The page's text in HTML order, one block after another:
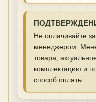
Не оплачивайте
менеджером.
товара,
комплектацию и
способ оплаты.